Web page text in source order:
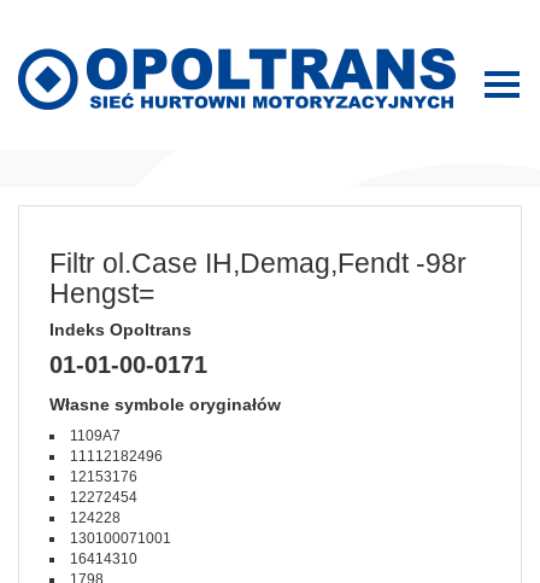
Filtr ol.Case IH,Demag,Fendt -98r
Hengst=
Indeks Opoltrans
01-01-00-0171
Własne symbole oryginałów
1109A7
11112182496
12153176
12272454
124228
130100071001
16414310
1798